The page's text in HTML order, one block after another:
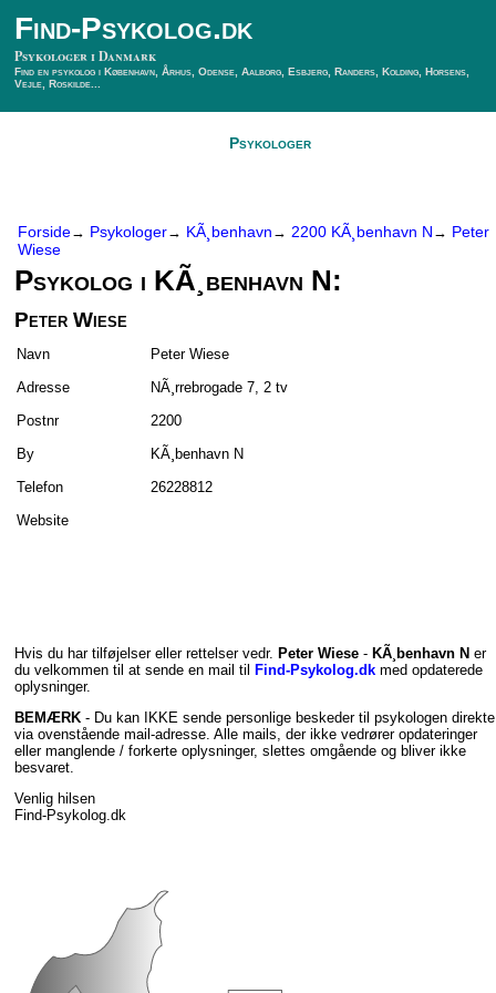
Find-Psykolog.dk
Psykologer i Danmark
Find en psykolog i København, Århus, Odense, Aalborg, Esbjerg, Randers, Kolding, Horsens,
Vejle, Roskilde...
Psykologer
Forside→ Psykologer→ KÃ¸benhavn → 2200 KÃ¸benhavn N → Peter
Wiese
Psykolog i KÃ¸benhavn N:
Peter Wiese
Navn
Peter Wiese
Adresse
NÃ¸rrebrogade 7, 2 tv
Postnr
2200
By
KÃ¸benhavn N
Telefon
26228812
Website
Hvis du har tilføjelser eller rettelser vedr. Peter Wiese - KÃ¸benhavn N er
du velkommen til at sende en mail til
Find-Psykolog.dk med opdaterede
oplysninger.
BEMÆRK - Du kan IKKE sende personlige beskeder til psykologen direkte
via ovenstående mail-adresse. Alle mails, der ikke vedrører opdateringer
eller manglende / forkerte oplysninger, slettes omgående og bliver ikke
besvaret.
Venlig hilsen
Find-Psykolog.dk